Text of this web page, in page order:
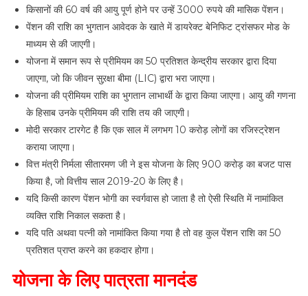
किसानों की 60 वर्ष की आयु पूर्ण होने पर उन्हें 3000 रुपये की मासिक पेंशन।
पेंशन की राशि का भुगतान आवेदक के खाते में डायरेक्ट बेनिफिट ट्रांसफर मोड के
माध्यम से की जाएगी।
योजना में समान रूप से प्रीमियम का 50 प्रतिशत केन्द्रीय सरकार द्वारा दिया
जाएगा, जो कि जीवन सुऱक्षा बीमा (LIC) द्वारा भरा जाएगा।
योजना की प्रीमियम राशि का भुगतान लाभार्थी के द्वारा किया जाएगा। आयु की गणना
के हिसाब उनके प्रीमियम की राशि तय की जाएगी।
मोदी सरकार टारगेट है कि एक साल में लगभग 10 करोड़ लोगों का रजिस्ट्रेशन
कराया जाएगा।
वित्त मंत्री निर्मला सीतारमण जी ने इस योजना के लिए 900 करोड़ का बजट पास
किया है, जो वित्तीय साल 2019-20 के लिए है।
यदि किसी कारण पेंशन भोगी का स्वर्गवास हो जाता है तो ऐसी स्थिति में नामांकित
व्यक्ति राशि निकाल सकता है।
यदि पति अथवा पत्नी को नामांकित किया गया है तो वह कुल पेंशन राशि का 50
प्रतिशत प्राप्त करने का हकदार होगा।
योजना के लिए पात्रता मानदंड